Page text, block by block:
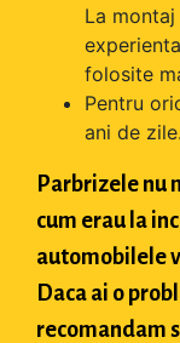
La
folosite
Pentru
ani de zile.
Parbrizele nu
cum erau la
automobilele
Daca ai o
recomandam